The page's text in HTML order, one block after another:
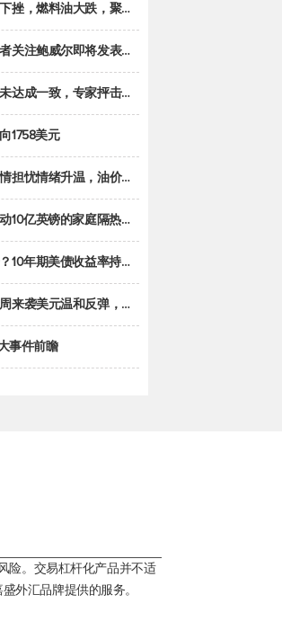
料油大跌，聚烯烃谨慎回调
注鲍威尔即将发表的讲话
致，专家抨击限价是无用功
1758美元
绪升温，油价跌创年内新低
的家庭隔热工程 减少能源消耗
益率持续低于联邦基金利率目标区间
温和反弹，警惕筑底可能性
事件前瞻
险。交易杠杆化产品并不适
外汇品牌提供的服务。